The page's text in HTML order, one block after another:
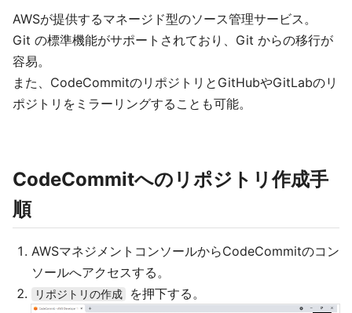
AWSが提供するマネージド型のソース管理サービス。
Git の標準機能がサポートされており、Git からの移行が
容易。
また、CodeCommitのリポジトリとGitHubやGitLabのリ
ポジトリをミラーリングすることも可能。
CodeCommitへのリポジトリ作成手
順
AWSマネジメントコンソールからCodeCommitのコン
ソールへアクセスする。
リポジトリの作成 を押下する。